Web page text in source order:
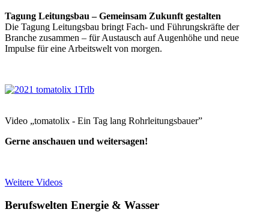
Tagung Leitungsbau – Gemeinsam Zukunft gestalten
Die Tagung Leitungsbau bringt Fach- und Führungskräfte der
Branche zusammen – für Austausch auf Augenhöhe und neue
Impulse für eine Arbeitswelt von morgen.
Video „tomatolix - Ein Tag lang Rohrleitungsbauer”
Gerne anschauen und weitersagen!
Weitere Videos
Berufswelten Energie & Wasser